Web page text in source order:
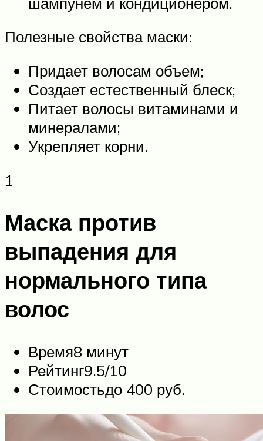
Полезные свойства маски:
Придает волосам объем;
Создает естественный блеск;
Питает волосы витаминами и
минералами;
Укрепляет корни.
1
Маска против
выпадения для
нормального типа
волос
Время8 минут
Рейтинг9.5/10
Стоимостьдо 400 руб.